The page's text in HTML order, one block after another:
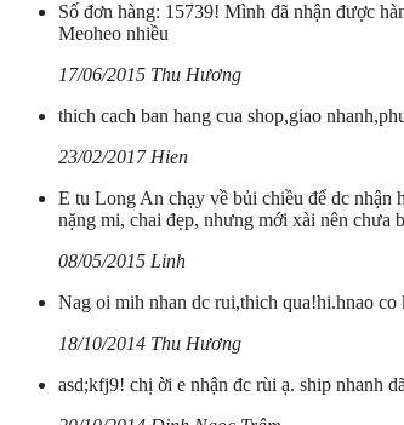
Số đơn hàng: 15739! Mình đã nhận được
Meoheo nhiều
17/06/2015 Thu Hương
thich cach ban hang cua shop,giao
23/02/2017 Hien
E tu Long An chạy về bủi chiều để dc nhận
nặng mi, chai đẹp, nhưng mới xài nên chưa
08/05/2015 Linh
Nag oi mih nhan dc rui,thich qua!hi.hnao
18/10/2014 Thu Hương
asd;kfj9! chị ời e nhận đc rùi ạ. ship nhanh